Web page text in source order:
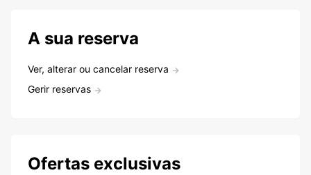
A sua reserva
Ver, alterar ou cancelar reserva
Gerir reservas
Ofertas exclusivas